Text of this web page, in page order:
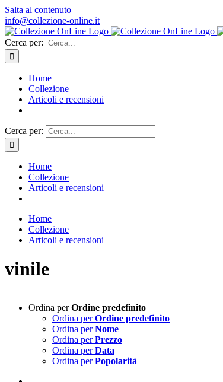
Salta al contenuto
info@collezione-online.it
Cerca per:
Home
Collezione
Articoli e recensioni
Cerca per:
Home
Collezione
Articoli e recensioni
Home
Collezione
Articoli e recensioni
vinile
Ordina perOrdine predefinito
Ordina perOrdine predefinito
Ordina perNome
Ordina perPrezzo
Ordina perData
Ordina perPopolarità